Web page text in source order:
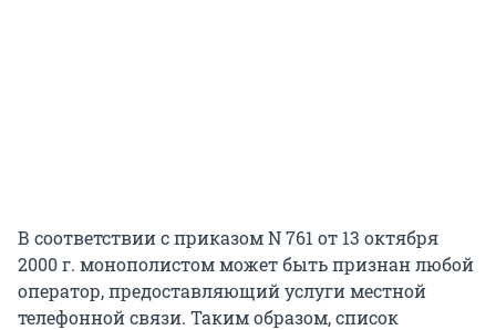
В соответствии с приказом N 761 от 13 октября
2000 г. монополистом может быть признан любой
оператор, предоставляющий услуги местной
телефонной связи. Таким образом, список